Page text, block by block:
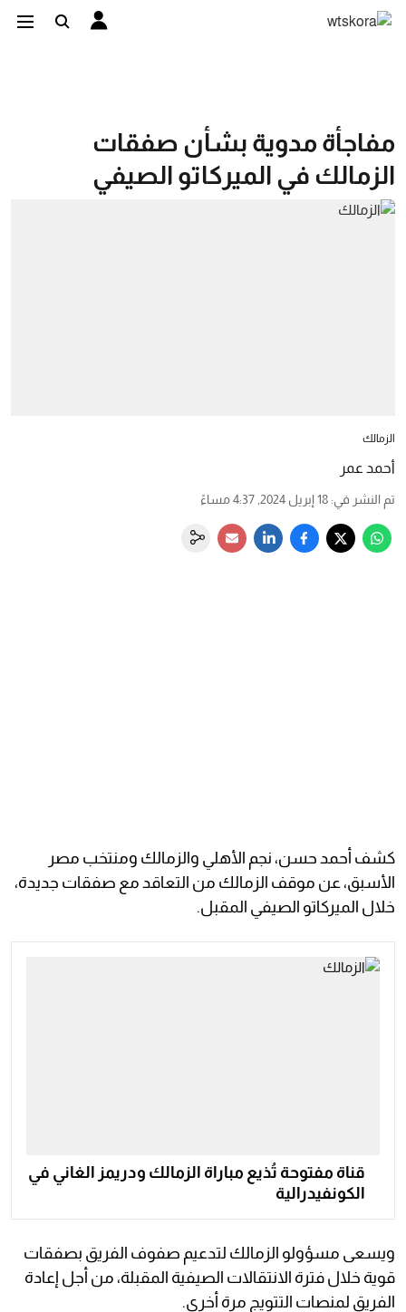
مفاجأة مدوية بشأن صفقات
الزمالك في الميركاتو الصيفي
الزمالك
أحمد عمر
تم النشر في: 18 إبريل 2024, 4:37 مساءً
كشف أحمد حسن، نجم الأهلي والزمالك ومنتخب مصر
الأسبق، عن موقف الزمالك من التعاقد مع صفقات جديدة،
خلال الميركاتو الصيفي المقبل.
قناة مفتوحة تُذيع مباراة الزمالك ودريمز الغاني في
الكونفيدرالية
ويسعى مسؤولو الزمالك لتدعيم صفوف الفريق بصفقات
قوية خلال فترة الانتقالات الصيفية المقبلة، من أجل إعادة
الفريق لمنصات التتويج مرة أخرى.